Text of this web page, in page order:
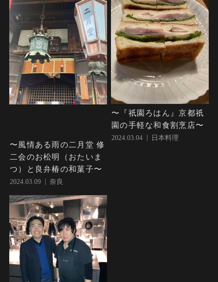
〜風情ある雨の二月堂 修
二会のお松明（おたいま
つ）と良弁椿の和菓子〜
2024.03.09 奈良
〜『祇園ろはん』京都祇
園の手軽な和食割烹店〜
2024.03.04 日本料理